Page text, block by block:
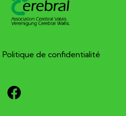
Politique de confidentialité